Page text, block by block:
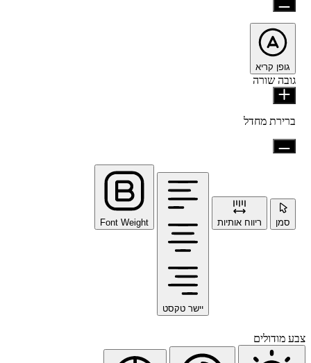
גופן קריא
גובה שורה
ברירת מחדל
סמן ריווח אותיות
יישר טקסט
Font Weight
צבע מודולים